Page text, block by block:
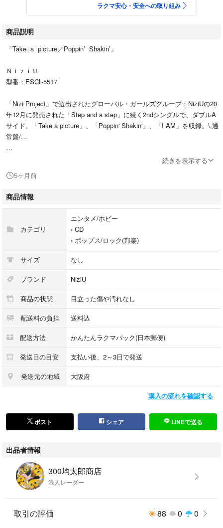
ラクマ安心・安全への取り組み
商品説明
「Take a picture／Poppin’ Shakin’」
ＮｉｚｉＵ
型番：ESCL-5517
「Nizi Project」で選出されたグローバル・ガールズグループ：NiziUの20
年12月に発売された「Step and a step」に続く2ndシングルで、ダブルA
サイド。「Take a picture」、「Poppin' Shakin'」、「I AM」を収録。\,通
常盤/…
商品コンディション
・ケース…綺麗
・ディスク…綺麗
必ずプロフィールを確認の上、納得した上でお買い求め下さい。
まとめて購入される場合は、2枚目より送料分の150円を引いた150円でO
K！（4枚まで同封可能です。）
詳しくはプロフィールをご覧下さい。
他の商品の検索は、プロフィール内の「すべての商品」→「ショップ内を
さがす」で検索ください。
#ESCL-5517
#エンタメ/ホビー
続きを表示する
5ヶ月前
商品情報
カテゴリ
エンタメ/ホビー
› CD
› ポップス/ロック(邦楽)
サイズ なし
ブランド NiziU
商品の状態 目立った傷や汚れなし
配送料の負担 送料込
配送方法 かんたんラクマパック(日本郵便)
発送日の目安 支払い後、2～3日で発送
発送元の地域 大阪府
購入の流れを確認する
ポスト シェア LINEで送る
出品者情報
300均太郎商店
浪人レーダー
取引の評価 88 0 0